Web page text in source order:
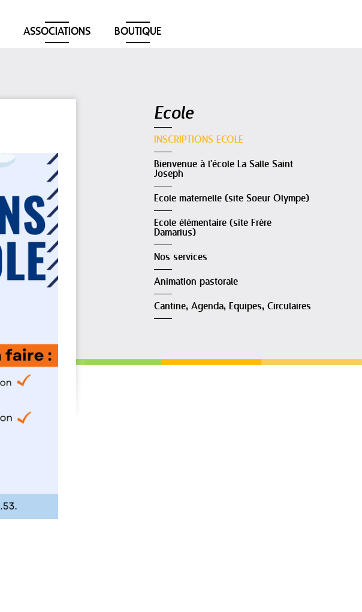
ASSOCIATIONS BOUTIQUE
Ecole
INSCRIPTIONS ECOLE
Bienvenue à l'école La Salle Saint
Joseph
Ecole maternelle (site Soeur Olympe)
Ecole élémentaire (site Frère
Damarius)
Nos services
Animation pastorale
Cantine, Agenda, Equipes, Circulaires